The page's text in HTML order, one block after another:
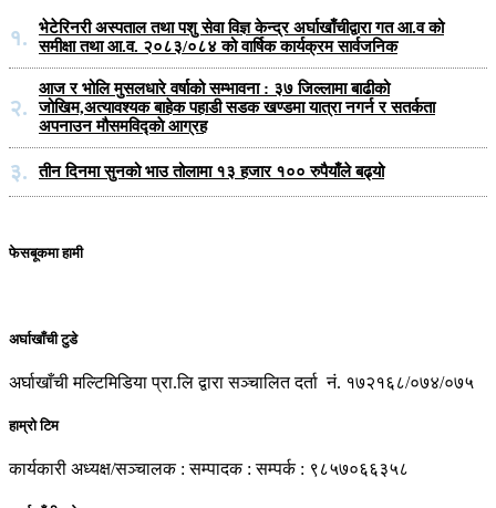
१.
भेटेरिनरी अस्पताल तथा पशु सेवा विज्ञ केन्द्र अर्घाखाँचीद्वारा गत आ.व को
समीक्षा तथा आ.व. २०८३/०८४ को वार्षिक कार्यक्रम सार्वजनिक
२.
आज र भोलि मुसलधारे वर्षाको सम्भावना : ३७ जिल्लामा बाढीको
जोखिम,अत्यावश्यक बाहेक पहाडी सडक खण्डमा यात्रा नगर्न र सतर्कता
अपनाउन मौसमविद्काे आग्रह
३. तीन दिनमा सुनको भाउ तोलामा १३ हजार १०० रुपैयाँले बढ्यो
फेसबूकमा हामी
अर्घाखाँची टुडे
अर्घाखाँची मल्टिमिडिया प्रा.लि द्वारा सञ्चालित दर्ता नं. १७२१६८/०७४/०७५
हाम्रो टिम
कार्यकारी अध्यक्ष/सञ्चालक : सम्पादक : सम्पर्क : ९८५७०६६३५८